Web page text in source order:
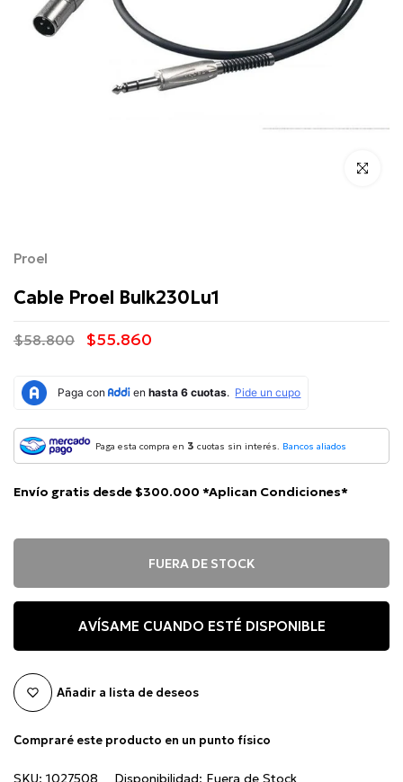
Click para
Proel
Cable Proel Bulk230Lu1
$58.800 $55.860
Paga esta compra en 3 cuotas sin interés. Bancos aliados
Envío gratis desde $300.000 *Aplican Condiciones*
FUERA DE STOCK
AVÍSAME CUANDO ESTÉ DISPONIBLE
Añadir a lista de deseos
Compraré este producto en un punto físico
SKU: 1027508 Disponibilidad: Fuera de Stock